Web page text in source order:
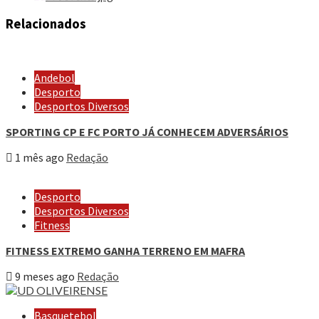
Relacionados
Andebol
Desporto
Desportos Diversos
SPORTING CP E FC PORTO JÁ CONHECEM ADVERSÁRIOS
1 mês ago Redação
Desporto
Desportos Diversos
Fitness
FITNESS EXTREMO GANHA TERRENO EM MAFRA
9 meses ago Redação
Basquetebol